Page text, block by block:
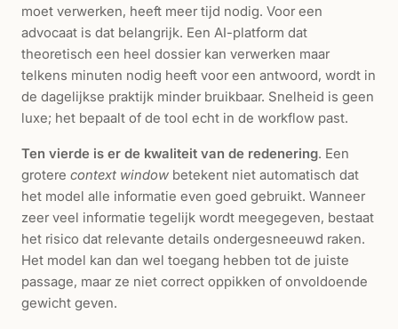
moet verwerken, heeft meer tijd nodig. Voor een
advocaat is dat belangrijk. Een AI-platform dat
theoretisch een heel dossier kan verwerken maar
telkens minuten nodig heeft voor een antwoord, wordt in
de dagelijkse praktijk minder bruikbaar. Snelheid is geen
luxe; het bepaalt of de tool echt in de workflow past.
Ten vierde is er de kwaliteit van de redenering. Een
grotere context window betekent niet automatisch dat
het model alle informatie even goed gebruikt. Wanneer
zeer veel informatie tegelijk wordt meegegeven, bestaat
het risico dat relevante details ondergesneeuwd raken.
Het model kan dan wel toegang hebben tot de juiste
passage, maar ze niet correct oppikken of onvoldoende
gewicht geven.